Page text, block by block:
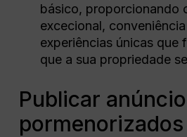
básico, proporcionando
excecional,
experiências únicas que
que a sua propriedade
Publicar
pormenorizados